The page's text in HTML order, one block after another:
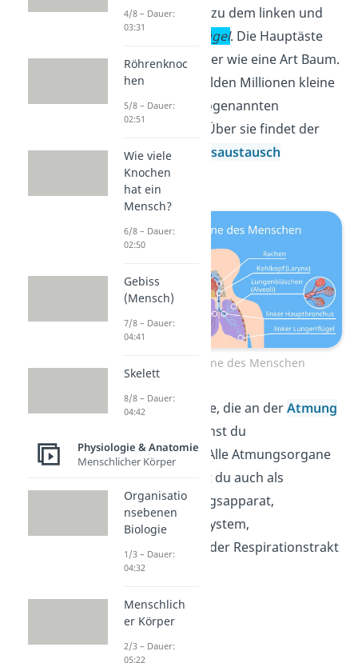
beiden Hauptäste
zu dem linken und
rechten
Lungenflügel. Die Hauptäste
verzweigen sich hier wie eine Art Baum.
Den ‚Abschluss‘ bilden Millionen kleine
Säckchen — die sogenannten
Über sie findet der
lebenswichtige
Gasaustausch
schließlich statt.
Atmungsorgane des Menschen
Merke:Alle Organe, die an derAtmung
beteiligt sind, nennst du
Atmungsorgane
. Alle Atmungsorgane
zusammen kannst du auch als
Atemtrakt, Atmungsapparat,
respiratorisches System,
Atmungssystem oder Respirationstrakt
bezeichnen.
4/8 – Dauer:
03:31
Röhrenknoc
hen
5/8 – Dauer:
02:51
Wie viele
Knochen
hat ein
Mensch?
6/8 – Dauer:
02:50
Gebiss
(Mensch)
7/8 – Dauer:
04:41
Skelett
8/8 – Dauer:
04:42
Physiologie & Anatomie
Menschlicher Körper
Organisatio
nsebenen
Biologie
1/3 – Dauer:
04:32
Menschlich
er Körper
2/3 – Dauer:
05:22